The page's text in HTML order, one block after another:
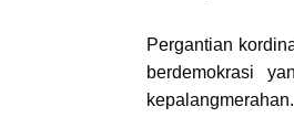
Pergantian
berdemokrasi
kepalangmerahan.